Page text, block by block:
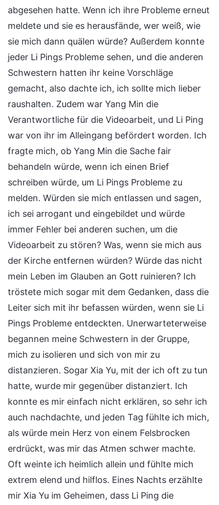
abgesehen hatte. Wenn ich ihre Probleme erneut
meldete und sie es herausfände, wer weiß, wie
sie mich dann quälen würde? Außerdem konnte
jeder Li Pings Probleme sehen, und die anderen
Schwestern hatten ihr keine Vorschläge
gemacht, also dachte ich, ich sollte mich lieber
raushalten. Zudem war Yang Min die
Verantwortliche für die Videoarbeit, und Li Ping
war von ihr im Alleingang befördert worden. Ich
fragte mich, ob Yang Min die Sache fair
behandeln würde, wenn ich einen Brief
schreiben würde, um Li Pings Probleme zu
melden. Würden sie mich entlassen und sagen,
ich sei arrogant und eingebildet und würde
immer Fehler bei anderen suchen, um die
Videoarbeit zu stören? Was, wenn sie mich aus
der Kirche entfernen würden? Würde das nicht
mein Leben im Glauben an Gott ruinieren? Ich
tröstete mich sogar mit dem Gedanken, dass die
Leiter sich mit ihr befassen würden, wenn sie Li
Pings Probleme entdeckten. Unerwarteterweise
begannen meine Schwestern in der Gruppe,
mich zu isolieren und sich von mir zu
distanzieren. Sogar Xia Yu, mit der ich oft zu tun
hatte, wurde mir gegenüber distanziert. Ich
konnte es mir einfach nicht erklären, so sehr ich
auch nachdachte, und jeden Tag fühlte ich mich,
als würde mein Herz von einem Felsbrocken
erdrückt, was mir das Atmen schwer machte.
Oft weinte ich heimlich allein und fühlte mich
extrem elend und hilflos. Eines Nachts erzählte
mir Xia Yu im Geheimen, dass Li Ping die